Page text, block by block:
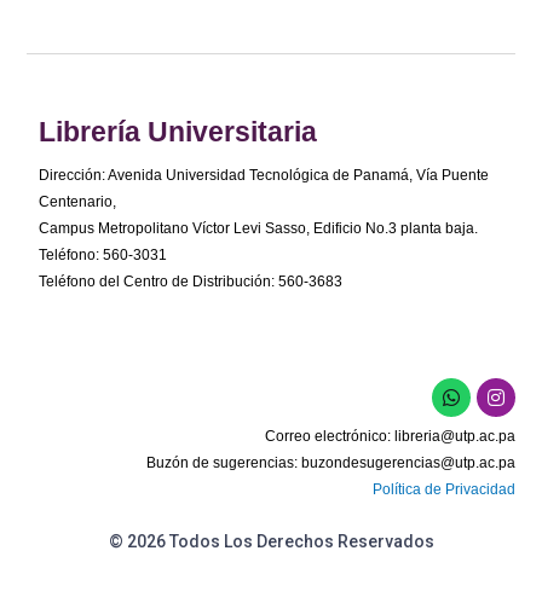
Librería Universitaria
Dirección: Avenida Universidad Tecnológica de Panamá, Vía Puente
Centenario,
Campus Metropolitano Víctor Levi Sasso, Edificio No.3 planta baja.
Teléfono: 560-3031
Teléfono del Centro de Distribución: 560-3683
W
h
a
t
s
a
p
I
n
s
t
a
g
r
Correo electrónico: libreria@utp.ac.pa
Buzón de sugerencias: buzondesugerencias@utp.ac.pa
Política de Privacidad
© 2026 Todos Los Derechos Reservados